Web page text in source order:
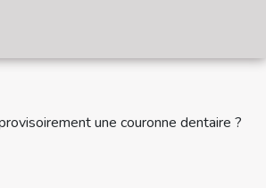
une couronne dentaire ?